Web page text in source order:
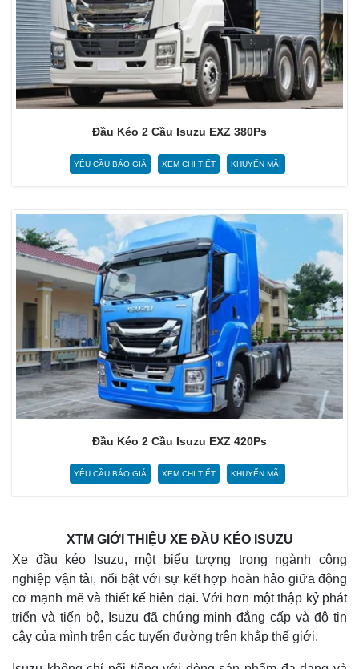
Đầu Kéo 2 Cầu Isuzu EXZ 380Ps
YÊU CẦU BÁO GIÁ XEM CHI TIẾT KHUYẾN MÃI
Đầu Kéo 2 Cầu Isuzu EXZ 420Ps
YÊU CẦU BÁO GIÁ XEM CHI TIẾT KHUYẾN MÃI
XTM GIỚI THIỆU XE ĐẦU KÉO ISUZU
Xe đầu kéo Isuzu, một biểu tượng trong ngành công
nghiệp vận tải, nổi bật với sự kết hợp hoàn hảo giữa động
cơ mạnh mẽ và thiết kế hiện đại. Với hơn một thập kỷ phát
triển và tiến bộ, Isuzu đã chứng minh đẳng cấp và độ tin
cậy của mình trên các tuyến đường trên khắp thế giới.